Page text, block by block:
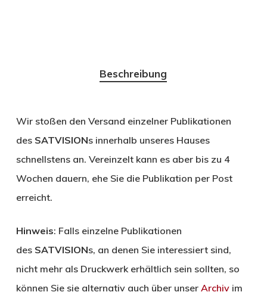
Beschreibung
Wir stoßen den Versand einzelner Publikationen
des SATVISIONs innerhalb unseres Hauses
schnellstens an. Vereinzelt kann es aber bis zu 4
Wochen dauern, ehe Sie die Publikation per Post
erreicht.
Hinweis: Falls einzelne Publikationen
des SATVISIONs, an denen Sie interessiert sind,
nicht mehr als Druckwerk erhältlich sein sollten, so
können Sie sie alternativ auch über unser Archivim